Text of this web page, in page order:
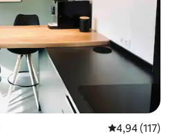
Note
4,94 (117)